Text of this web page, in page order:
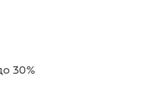
30%